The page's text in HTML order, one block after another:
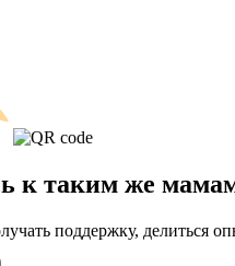
к таким же
поддержку, делиться